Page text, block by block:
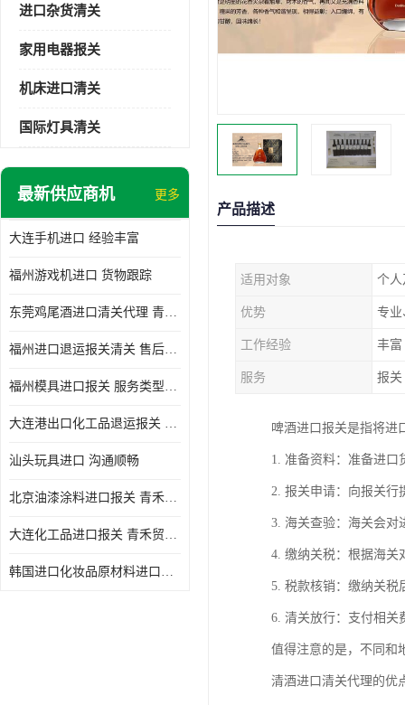
进口杂货清关
家用电器报关
机床进口清关
国际灯具清关
最新供应商机 更多
大连手机进口 经验丰富
福州游戏机进口 货物跟踪
东莞鸡尾酒进口清关代理 青禾贸易
福州进口退运报关清关 售后服务好
福州模具进口报关 服务类型广泛
大连港出口化工品退运报关 信誉有保障
汕头玩具进口 沟通顺畅
北京油漆涂料进口报关 青禾贸易 服务好
大连化工品进口报关 青禾贸易 售后完善
韩国进口化妆品原材料进口清关公司 青禾贸易 团队服务
产品描述
适用对象 个人
优势 专业
工作经验 丰富
服务 报关
啤酒进口报关是指将进
1. 准备资料：准备进口
2. 报关申请：向报关行
3. 海关查验：海关会对
4. 缴纳关税：根据海关
5. 税款核销：缴纳关税
6. 清关放行：支付相关
值得注意的是，不同和
清酒进口清关代理的优